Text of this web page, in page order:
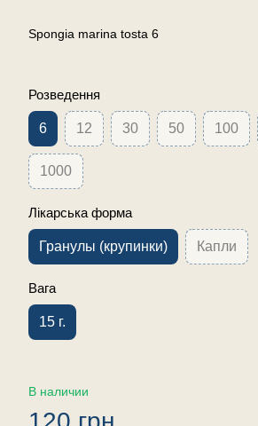
Spongia marina tosta 6
Розведення
6 12 30 50 100
1000
Лікарська форма
Гранулы (крупинки) Капли
Вага
15 г.
В наличии